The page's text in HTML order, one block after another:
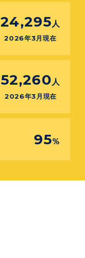
24,295 人
2026年3月現在
52,260 人
2026年3月現在
95%